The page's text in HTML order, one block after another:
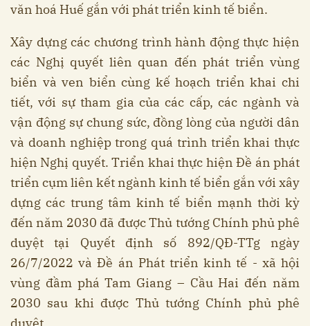
văn hoá Huế gắn với phát triển kinh tế biển.
Xây dựng các chương trình hành động thực hiện
các Nghị quyết liên quan đến phát triển vùng
biển và ven biển cùng kế hoạch triển khai chi
tiết, với sự tham gia của các cấp, các ngành và
vận động sự chung sức, đồng lòng của người dân
và doanh nghiệp trong quá trình triển khai thực
hiện Nghị quyết. Triển khai thực hiện Đề án phát
triển cụm liên kết ngành kinh tế biển gắn với xây
dựng các trung tâm kinh tế biển mạnh thời kỳ
đến năm 2030 đã được Thủ tướng Chính phủ phê
duyệt tại Quyết định số 892/QĐ-TTg ngày
26/7/2022 và Đề án Phát triển kinh tế - xã hội
vùng đầm phá Tam Giang – Cầu Hai đến năm
2030 sau khi được Thủ tướng Chính phủ phê